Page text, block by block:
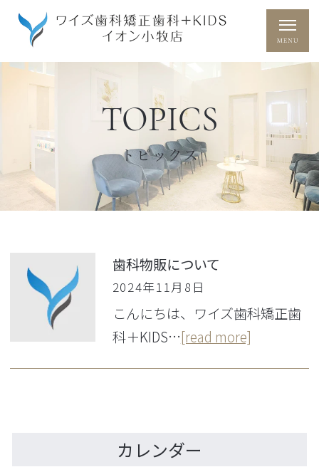
TOPICS
トピックス
歯科物販について
2024年11月8日
こんにちは、ワイズ歯科矯正歯
科＋KIDS…[read more]
カレンダー